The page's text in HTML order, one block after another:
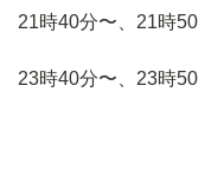
分〜、21時50
分〜、23時50